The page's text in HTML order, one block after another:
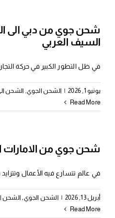
شحن جوي من دبي الى
السيف العربي
في ظل التطور الكبير في حركة
يونيو 1, 2026 | الشحن الجوي الشحن
Read More
شحن جوي من الامارات
في عالم تتسارع فيه الأعمال
أبريل 13, 2026 | الشحن الجوي الشحن
Read More